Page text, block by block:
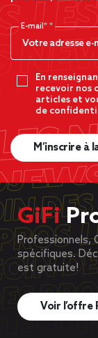
E-mail*
En
recevoir nos
articles et
de
M’inscrire à
GiFi
Professionnels,
spécifiques.
est gratuite!
Voir l’offre